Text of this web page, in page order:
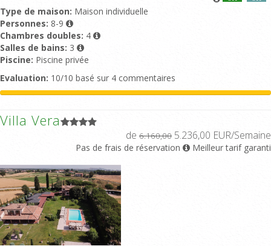
Type de maison: Maison individuelle
Personnes: 8-9
Chambres doubles: 4
Salles de bains: 3
Piscine: Piscine privée
Evaluation: 10/10 basé sur 4 commentaires
Villa Vera
de 6.160,00 5.236,00 EUR/Semaine
Pas de frais de réservation Meilleur tarif garanti